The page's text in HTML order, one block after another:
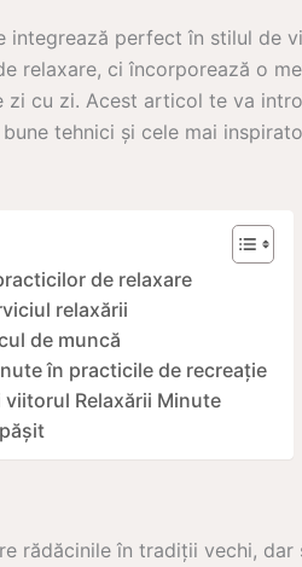
integrează perfect în stilul de
relaxare, ci încorporează o
zi cu zi. Acest articol te va
tehnici și cele mai
de relaxare
relaxării
de muncă
în practicile de recreație
Relaxării Minute
rădăcinile în tradiții vechi, dar